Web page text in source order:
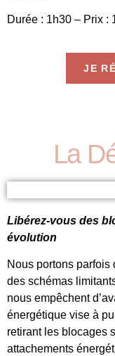
Durée : 1h30 – Prix :
JE
La
Libérez-vous des
évolution
Nous portons parfois
des schémas
nous empêchent
énergétique vise à
retirant les blocages
attachements